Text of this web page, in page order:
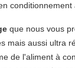
conditionnement
que nous vous
mais aussi ultra
de l'aliment à